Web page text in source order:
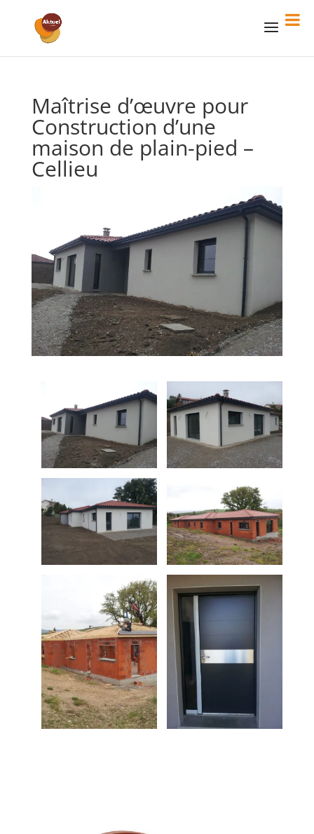
Maîtrise d’œuvre pour
Construction d’une
maison de plain-pied –
Cellieu